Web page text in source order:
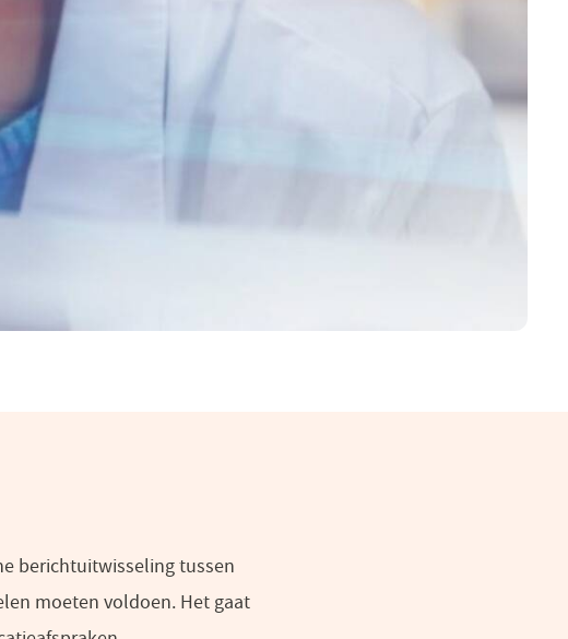
berichtuitwisseling tussen
moeten voldoen. Het gaat